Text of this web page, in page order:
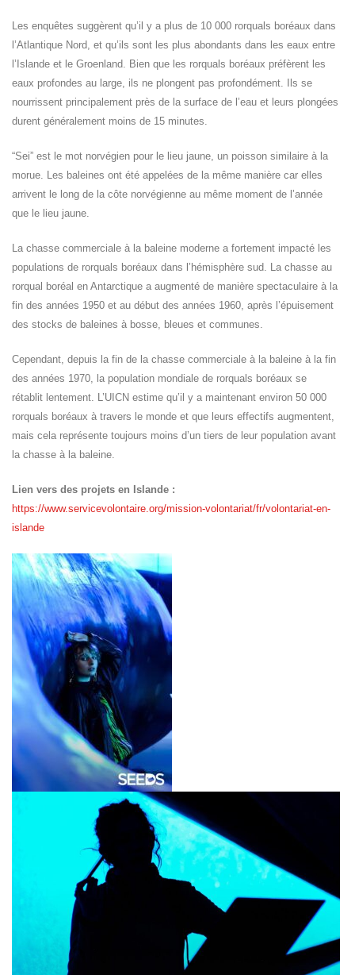
Les enquêtes suggèrent qu’il y a plus de 10 000 rorquals boréaux dans
l’Atlantique Nord, et qu’ils sont les plus abondants dans les eaux entre
l’Islande et le Groenland. Bien que les rorquals boréaux préfèrent les
eaux profondes au large, ils ne plongent pas profondément. Ils se
nourrissent principalement près de la surface de l’eau et leurs plongées
durent généralement moins de 15 minutes.
“Sei” est le mot norvégien pour le lieu jaune, un poisson similaire à la
morue. Les baleines ont été appelées de la même manière car elles
arrivent le long de la côte norvégienne au même moment de l’année
que le lieu jaune.
La chasse commerciale à la baleine moderne a fortement impacté les
populations de rorquals boréaux dans l’hémisphère sud. La chasse au
rorqual boréal en Antarctique a augmenté de manière spectaculaire à la
fin des années 1950 et au début des années 1960, après l’épuisement
des stocks de baleines à bosse, bleues et communes.
Cependant, depuis la fin de la chasse commerciale à la baleine à la fin
des années 1970, la population mondiale de rorquals boréaux se
rétablit lentement. L’UICN estime qu’il y a maintenant environ 50 000
rorquals boréaux à travers le monde et que leurs effectifs augmentent,
mais cela représente toujours moins d’un tiers de leur population avant
la chasse à la baleine.
Lien vers des projets en Islande :
https://www.servicevolontaire.org/mission-volontariat/fr/volontariat-en-
islande